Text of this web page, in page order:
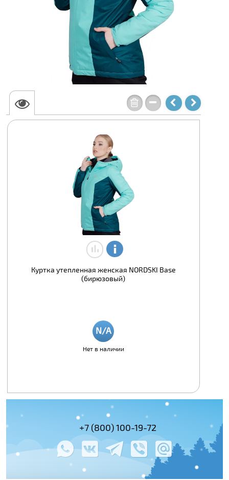
Куртка утепленная женская NORDSKI Base
(бирюзовый)
Нет в наличии
+7 (495)
+7 (800) 100-19-72
978-61-54